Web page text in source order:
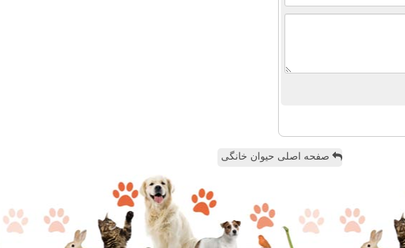
صفحه اصلی حیوان خانگی